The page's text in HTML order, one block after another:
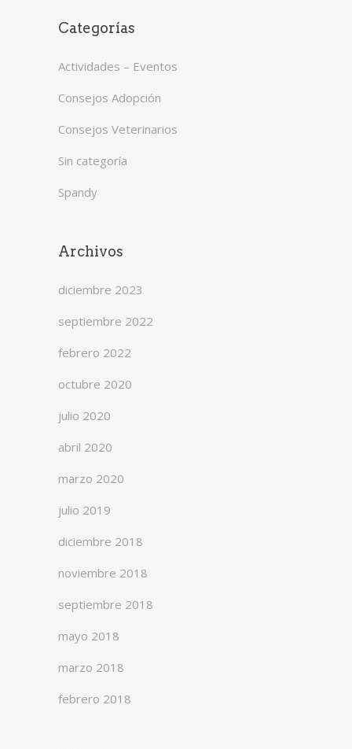
Categorías
Actividades – Eventos
Consejos Adopción
Consejos Veterinarios
Sin categoría
Spandy
Archivos
diciembre 2023
septiembre 2022
febrero 2022
octubre 2020
julio 2020
abril 2020
marzo 2020
julio 2019
diciembre 2018
noviembre 2018
septiembre 2018
mayo 2018
marzo 2018
febrero 2018